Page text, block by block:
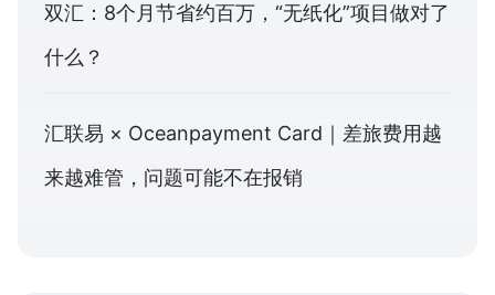
双汇：8个月节省约百万，“无纸化”项目做对了
什么？
汇联易 × Oceanpayment Card｜差旅费用越
来越难管，问题可能不在报销